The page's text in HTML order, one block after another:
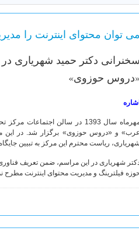
می توان محتوای اینترنت را
سخنرانی دکتر حمید شهریاری
«دروس حوزوی»
اشاره
مهرماه سال 1393 در سالن
عرب» و «دروس حوزوی» برگزار شد. در این
شهریاری، ریاست محترم این مرکز به تبیین
شهریاری در این مراسم، ضمن تعریف
فیلترینگ و مدیریت محتوای اینترنت